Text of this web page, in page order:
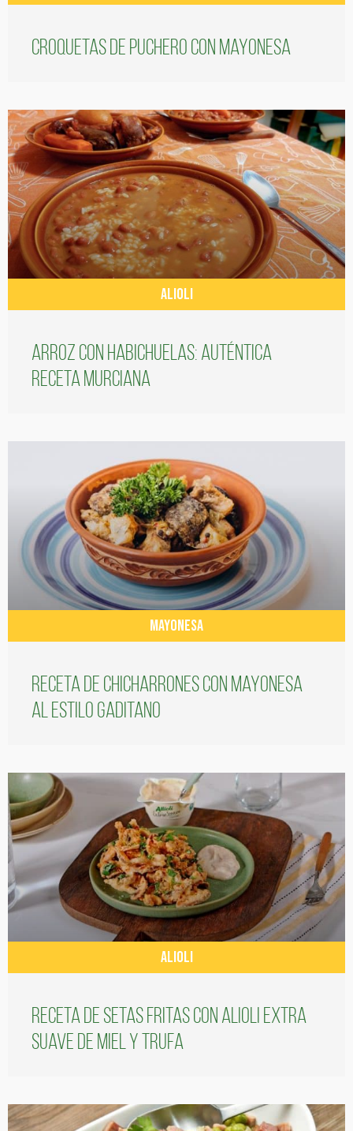
Croquetas de puchero con Mayonesa
ALIOLI
Arroz con habichuelas: auténtica
receta murciana
MAYONESA
Receta de chicharrones con mayonesa
al estilo gaditano
ALIOLI
Receta de setas fritas con alioli extra
suave de miel y trufa